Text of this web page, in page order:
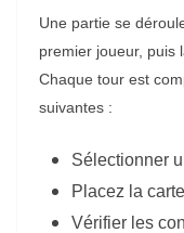
Une partie se
premier joueur, puis
Chaque tour est
suivantes :
Sélectionner
Placez la
Vérifier les